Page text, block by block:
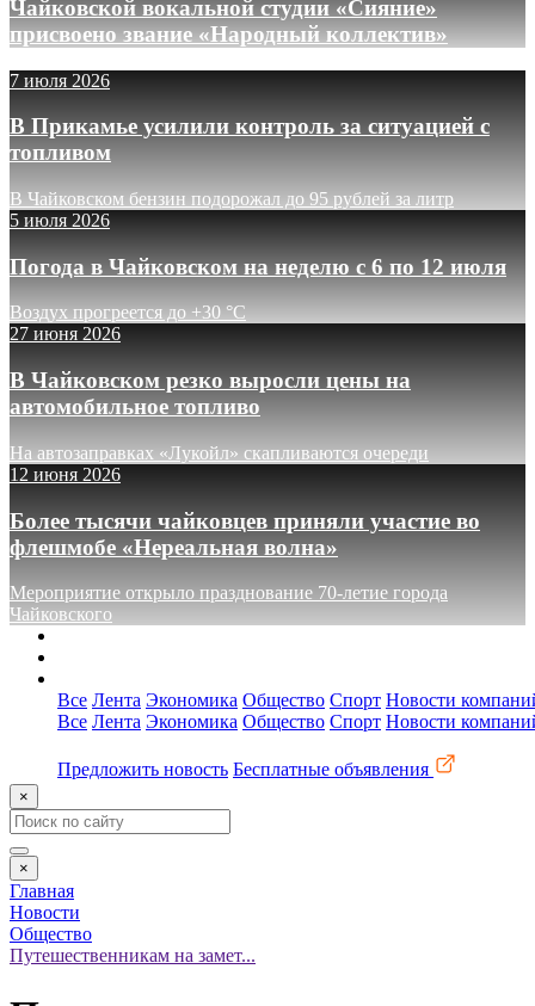
Чайковской вокальной студии «Сияние»
присвоено звание «Народный коллектив»
7 июля 2026
В Прикамье усилили контроль за ситуацией с
топливом
В Чайковском бензин подорожал до 95 рублей за литр
5 июля 2026
Погода в Чайковском на неделю с 6 по 12 июля
Воздух прогреется до +30 °C
27 июня 2026
В Чайковском резко выросли цены на
автомобильное топливо
На автозаправках «Лукойл» скапливаются очереди
12 июня 2026
Более тысячи чайковцев приняли участие во
флешмобе «Нереальная волна»
Мероприятие открыло празднование 70-летие города
Чайковского
Все Лента Экономика Общество Спорт Новости
Все Лента Экономика Общество Спорт Новости
Предложить новость Бесплатные объявления
×
×
Главная
Новости
Общество
Путешественникам на замет...